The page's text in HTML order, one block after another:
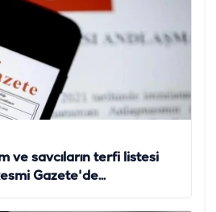
ve savcıların terfi listesi
Gazete'de...